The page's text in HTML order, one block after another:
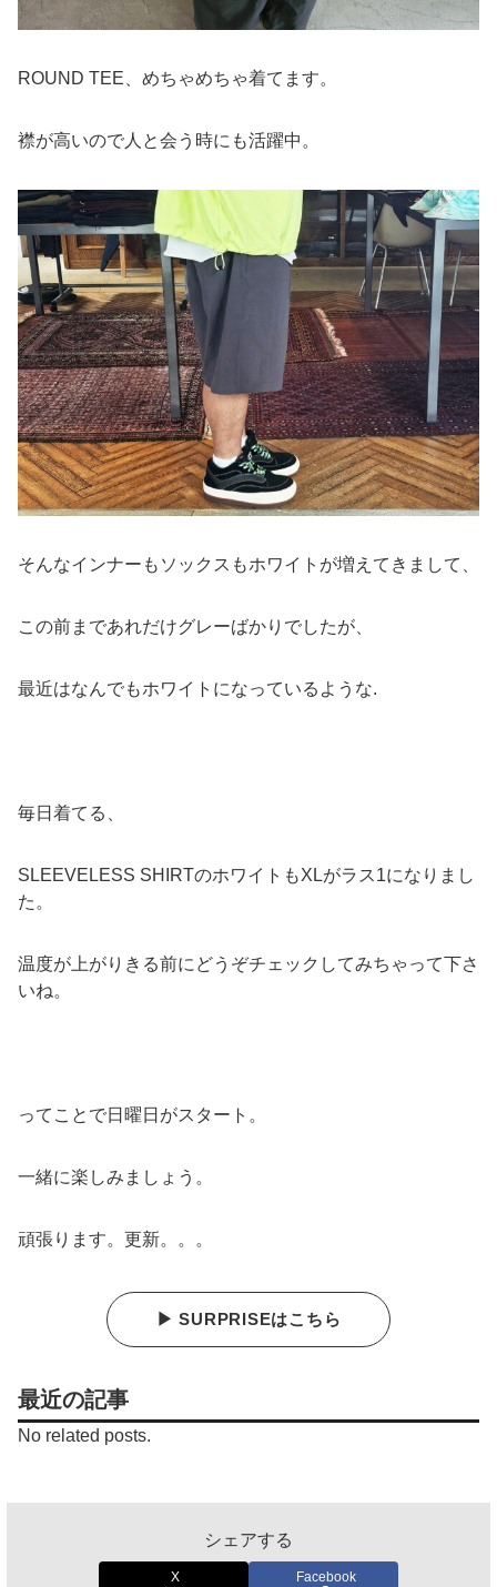
ROUND TEE、めちゃめちゃ着てます。
襟が高いので人と会う時にも活躍中。
そんなインナーもソックスもホワイトが増えてきまして、
この前まであれだけグレーばかりでしたが、
最近はなんでもホワイトになっているような.
毎日着てる、
SLEEVELESS SHIRTのホワイトもXLがラス1になりまし
た。
温度が上がりきる前にどうぞチェックしてみちゃって下さ
いね。
ってことで日曜日がスタート。
一緒に楽しみましょう。
頑張ります。更新。。。
▶ SURPRISEはこちら
最近の記事
No related posts.
シェアする
X Facebook